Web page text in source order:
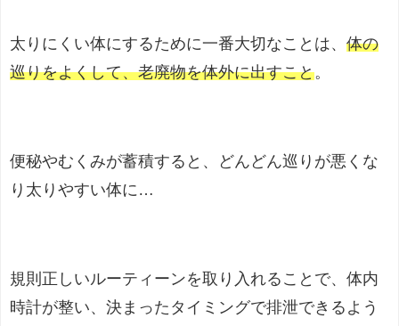
太りにくい体にするために一番大切なことは、 体の
巡りをよくして、老廃物を体外に出すこと。
便秘やむくみが蓄積すると、どんどん巡りが悪くな
り太りやすい体に…
規則正しいルーティーンを取り入れることで、体内
時計が整い、決まったタイミングで排泄できるよう